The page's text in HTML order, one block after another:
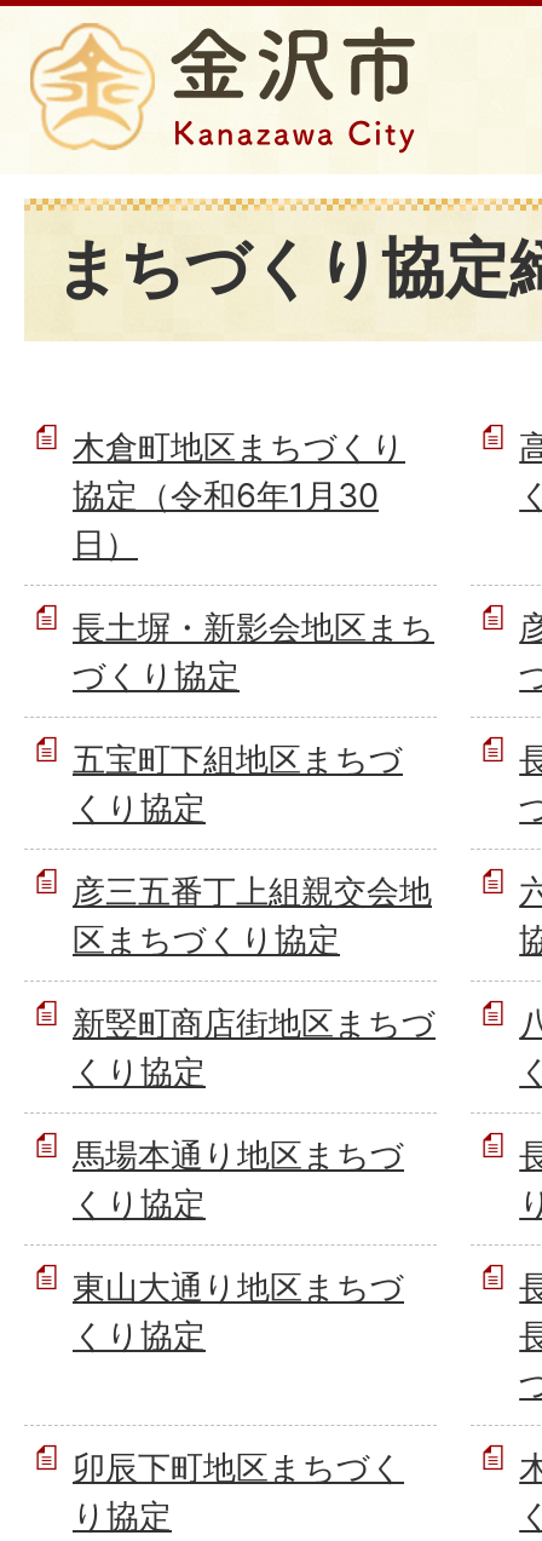
まちづくり協定
木倉町地区まちづくり
協定（令和6年1月30
日）
長土塀・新影会地区まち
づくり協定
五宝町下組地区まちづ
くり協定
彦三五番丁上組親交会地
区まちづくり協定
新竪町商店街地区まちづ
くり協定
馬場本通り地区まちづ
くり協定
東山大通り地区まちづ
くり協定
卯辰下町地区まちづく
り協定